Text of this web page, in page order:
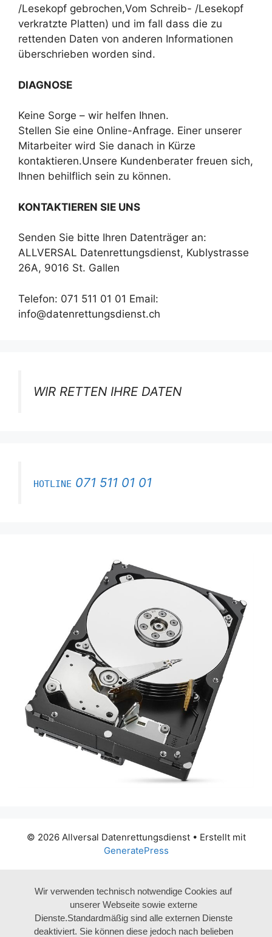
/Lesekopf gebrochen,Vom Schreib- /Lesekopf
verkratzte Platten) und im fall dass die zu
rettenden Daten von anderen Informationen
überschrieben worden sind.
DIAGNOSE
Keine Sorge – wir helfen Ihnen.
Stellen Sie eine Online-Anfrage. Einer unserer
Mitarbeiter wird Sie danach in Kürze
kontaktieren.Unsere Kundenberater freuen sich,
Ihnen behilflich sein zu können.
KONTAKTIEREN SIE UNS
Senden Sie bitte Ihren Datenträger an:
ALLVERSAL Datenrettungsdienst, Kublystrasse
26A, 9016 St. Gallen
Telefon: 071 511 01 01 Email:
info@datenrettungsdienst.ch
WIR RETTEN IHRE DATEN
HOTLINE 071 511 01 01
© 2026 Allversal Datenrettungsdienst• Erstellt mit
GeneratePress
Wir verwenden technisch notwendige Cookies auf
unserer Webseite sowie externe
Dienste.Standardmäßig sind alle externen Dienste
deaktiviert. Sie können diese jedoch nach belieben